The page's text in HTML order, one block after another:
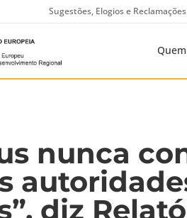
Sugestões, Elogios e Reclamações
nunca
diz